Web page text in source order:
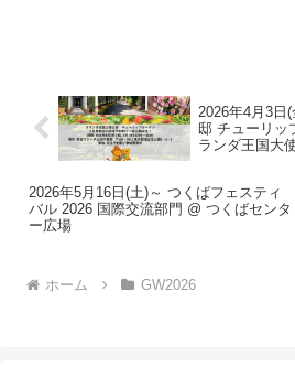
2026年4月3日
邸 チューリッ
ランダ王国大
2026年5月16日(土)～ つくばフェスティ
バル 2026 国際交流部門 @ つくばセンタ
ー広場
ホーム GW2026